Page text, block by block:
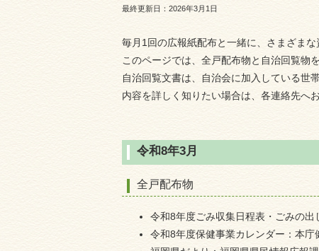
最終更新日： 2026年3月1日
毎月1回の広報紙配布と一緒に、さまざまな
このページでは、全戸配布物と自治回覧物
自治回覧文書は、自治会に加入している世
内容を詳しく知りたい場合は、各連絡先へ
令和8年3月
全戸配布物
令和8年度ごみ収集日程表・ごみの出
令和8年度保健事業カレンダー：本庁